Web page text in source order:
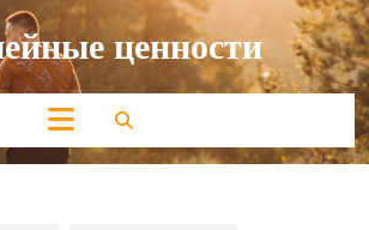
ценности
Кнопка
Открыть